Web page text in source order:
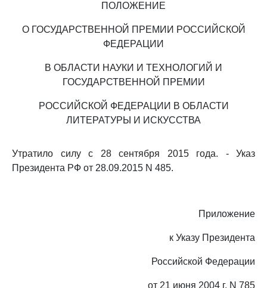
ПОЛОЖЕНИЕ
О ГОСУДАРСТВЕННОЙ ПРЕМИИ РОССИЙСКОЙ
ФЕДЕРАЦИИ
В ОБЛАСТИ НАУКИ И ТЕХНОЛОГИЙ И
ГОСУДАРСТВЕННОЙ ПРЕМИИ
РОССИЙСКОЙ ФЕДЕРАЦИИ В ОБЛАСТИ
ЛИТЕРАТУРЫ И ИСКУССТВА
Утратило силу с 28 сентября 2015 года. - Указ
Президента РФ от 28.09.2015 N 485.
Приложение
к Указу Президента
Российской Федерации
от 21 июня 2004 г. N 785